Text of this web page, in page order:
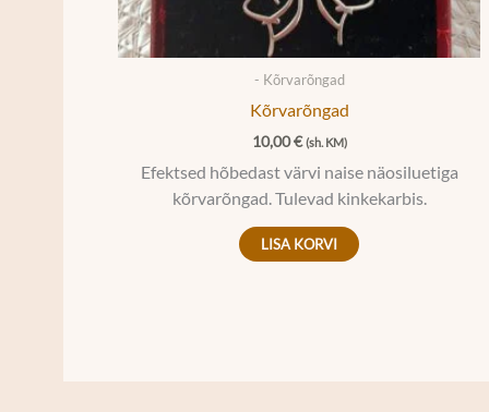
- Kõrvarõngad
Kõrvarõngad
10,00€ (sh. KM)
Efektsed hõbedast värvi naise näosiluetiga
kõrvarõngad. Tulevad kinkekarbis.
LISA KORVI